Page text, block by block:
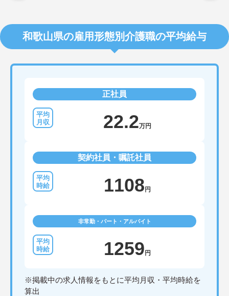
和歌山県の雇用形態別介護職の平均給与
正社員
22.2万円
契約社員・嘱託社員
1108 円
非常勤・パート・アルバイト
1259 円
※掲載中の求人情報をもとに平均月収・平均時給を
算出